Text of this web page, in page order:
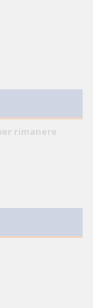
rimanere